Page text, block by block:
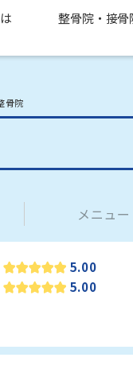
整骨院・接
骨院
メニュー
5.00
5.00